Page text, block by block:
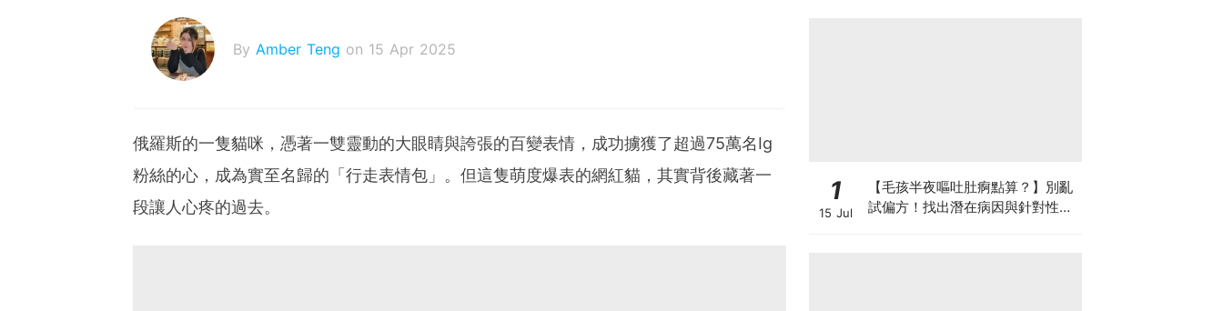
By Amber Teng on 15 Apr 2025
俄羅斯的一隻貓咪，憑著一雙靈動的大眼睛與誇張的百變表情，成功擄獲了超過75萬名Ig
粉絲的心，成為實至名歸的「行走表情包」。但這隻萌度爆表的網紅貓，其實背後藏著一
段讓人心疼的過去。
1
15 Jul
【毛孩半夜嘔吐肚痾點算？】別亂
試偏方！找出潛在病因與針對性營